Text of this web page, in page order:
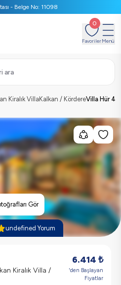
- Belge No: 11098
0
FavorilerMenü
ara
Kiralık VillaKalkan / KördereVilla Hür 4
Gör
undefined Yorum
Kiralık Villa /
6.414 ₺
'den Başlayan
Fiyatlar